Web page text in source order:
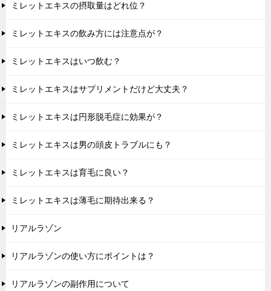
ミレットエキスの摂取量はどれ位？
ミレットエキスの飲み方には注意点が？
ミレットエキスはいつ飲む？
ミレットエキスはサプリメントだけど大丈夫？
ミレットエキスは円形脱毛症に効果が？
ミレットエキスは男の頭皮トラブルにも？
ミレットエキスは育毛に良い？
ミレットエキスは薄毛に期待出来る？
リアルラゾン
リアルラゾンの使い方にポイントは？
リアルラゾンの副作用について